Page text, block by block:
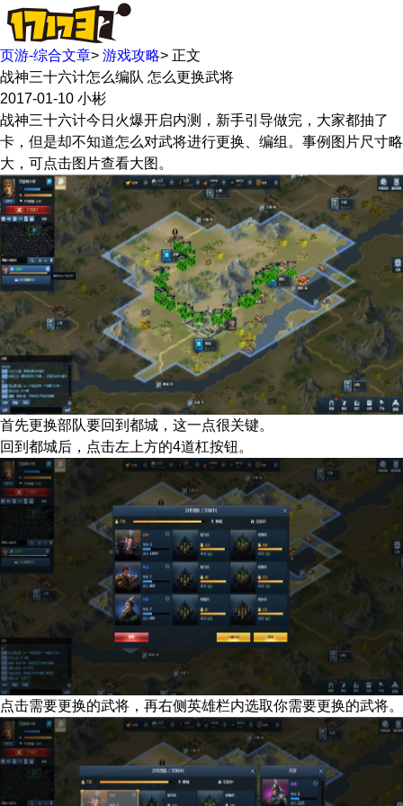
页游-综合文章> 游戏攻略> 正文
战神三十六计怎么编队 怎么更换武将
2017-01-10 小彬
战神三十六计今日火爆开启内测，新手引导做完，大家都抽了
卡，但是却不知道怎么对武将进行更换、编组。事例图片尺寸略
大，可点击图片查看大图。
首先更换部队要回到都城，这一点很关键。
回到都城后，点击左上方的4道杠按钮。
点击需要更换的武将，再右侧英雄栏内选取你需要更换的武将。